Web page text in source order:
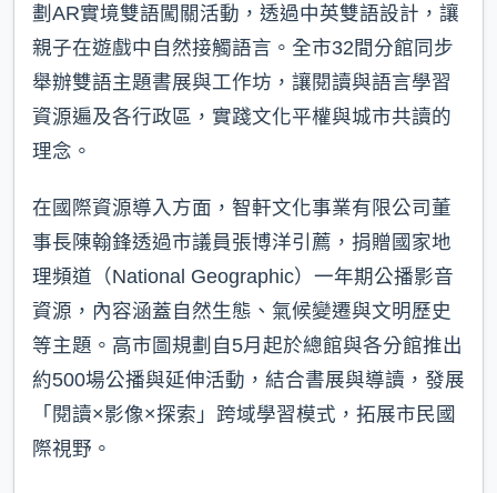
劃AR實境雙語闖關活動，透過中英雙語設計，讓
親子在遊戲中自然接觸語言。全市32間分館同步
舉辦雙語主題書展與工作坊，讓閱讀與語言學習
資源遍及各行政區，實踐文化平權與城市共讀的
理念。
在國際資源導入方面，智軒文化事業有限公司董
事長陳翰鋒透過市議員張博洋引薦，捐贈國家地
理頻道（National Geographic）一年期公播影音
資源，內容涵蓋自然生態、氣候變遷與文明歷史
等主題。高市圖規劃自5月起於總館與各分館推出
約500場公播與延伸活動，結合書展與導讀，發展
「閱讀×影像×探索」跨域學習模式，拓展市民國
際視野。